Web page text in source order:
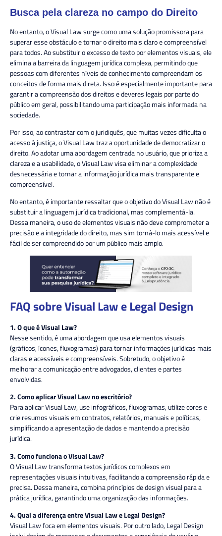
Busca pela clareza no campo do Direito
No entanto, o Visual Law surge como uma solução promissora para
superar esse obstáculo e tornar o direito mais claro e compreensível
para todos. Ao substituir o excesso de texto por elementos visuais, ele
elimina a barreira da linguagem jurídica complexa, permitindo que
pessoas com diferentes níveis de conhecimento compreendam os
conceitos de forma mais direta. Isso é especialmente importante para
garantir a compreensão dos direitos e deveres legais por parte do
público em geral, possibilitando uma participação mais informada na
sociedade.
Por isso, ao contrastar com o juridiquês, que muitas vezes dificulta o
acesso à justiça, o Visual Law traz a oportunidade de democratizar o
direito. Ao adotar uma abordagem centrada no usuário, que prioriza a
clareza e a usabilidade, o Visual Law visa eliminar a complexidade
desnecessária e tornar a informação jurídica mais transparente e
compreensível.
No entanto, é importante ressaltar que o objetivo do Visual Law não é
substituir a linguagem jurídica tradicional, mas complementá-la.
Dessa maneira, ouso de elementos visuais não deve comprometer a
precisão e a integridade do direito, mas sim torná-lo mais acessível e
fácil de ser compreendido por um público mais amplo.
FAQ sobre Visual Law e Legal Design
1. O que é Visual Law?
Nesse sentido, é uma abordagem que usa elementos visuais
(gráficos, ícones, fluxogramas) para tornar informações jurídicas mais
claras e acessíveis e compreensíveis. Sobretudo, o objetivo é
melhorar a comunicação entre advogados, clientes e partes
envolvidas.
2. Como aplicar Visual Law no escritório?
Para aplicar Visual Law, use infográficos, fluxogramas, utilize cores e
crie resumos visuais em contratos, relatórios, manuais e políticas,
simplificando a apresentação de dados e mantendo a precisão
jurídica.
3. Como funciona o Visual Law?
O Visual Law transforma textos jurídicos complexos em
representações visuais intuitivas, facilitando a compreensão rápida e
precisa. Dessa maneira, combina princípios de design visual para a
prática jurídica, garantindo uma organização das informações.
4. Qual a diferença entre Visual Law e Legal Design?
Visual Law foca em elementos visuais. Por outro lado, Legal Design